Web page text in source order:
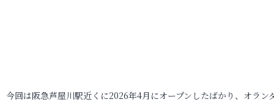
今回は阪急芦屋川駅近くに2026年4月にオープンしたばかり、オラン